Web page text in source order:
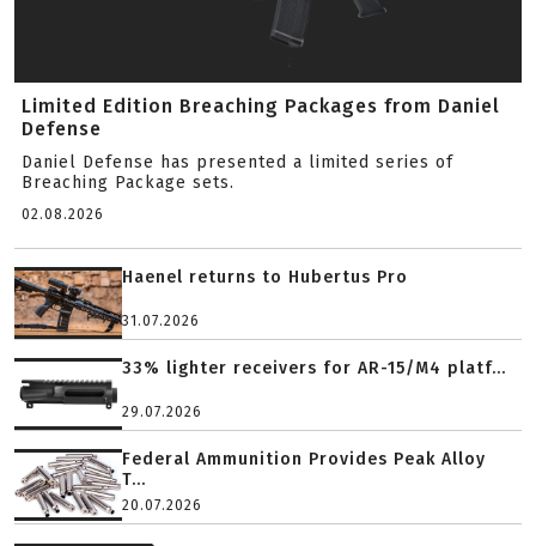
Limited Edition Breaching Packages from Daniel
Defense
Daniel Defense has presented a limited series of
Breaching Package sets.
02.08.2026
Haenel returns to Hubertus Pro
31.07.2026
33% lighter receivers for AR-15/M4 platf...
29.07.2026
Federal Ammunition Provides Peak Alloy
T...
20.07.2026